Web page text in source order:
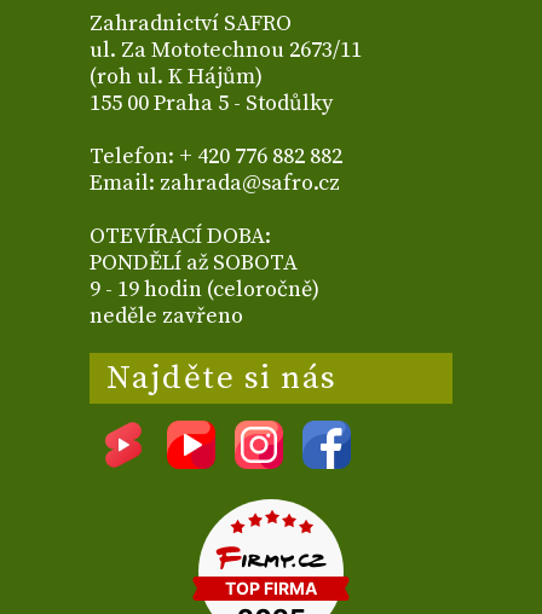
Zahradnictví SAFRO
ul. Za Mototechnou 2673/11
(roh ul. K Hájům)
155 00 Praha 5 - Stodůlky
Telefon: + 420 776 882 882
Email: zahrada@safro.cz
OTEVÍRACÍ DOBA:
PONDĚLÍ až SOBOTA
9 - 19 hodin (celoročně)
neděle zavřeno
Najděte si nás